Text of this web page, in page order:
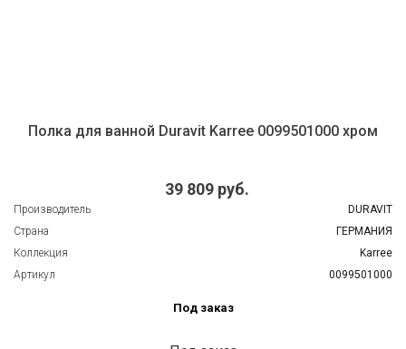
Полка для ванной Duravit Karree 0099501000 хром
39 809 руб.
Производитель
DURAVIT
Страна
ГЕРМАНИЯ
Коллекция
Karree
Артикул
0099501000
Под заказ